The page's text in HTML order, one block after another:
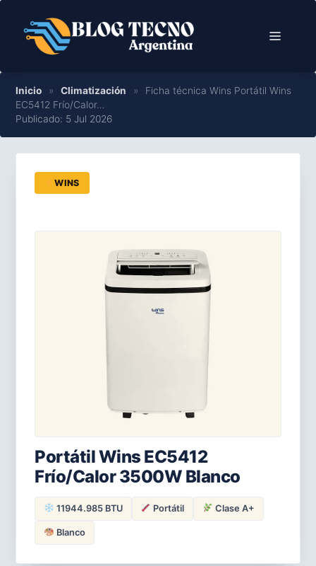
contenido
Menú
Inicio » Climatización »
Ficha técnica Wins Portátil Wins
EC5412 Frío/Calor…
Publicado: 5 Jul 2026
WINS
Portátil Wins EC5412
Frío/Calor 3500W Blanco
11944.985 BTU Portátil Clase A+
Blanco